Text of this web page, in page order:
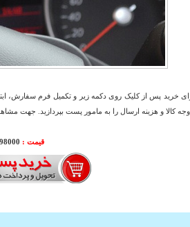
خرید پس از کلیک روی دکمه زیر و تکمیل فرم سفارش،
کالا و هزینه ارسال را به مامور پست بپردازید. جهت
قیمت : 198000